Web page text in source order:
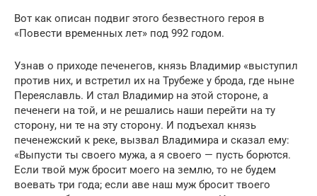
Вот как описан подвиг этого безвестного героя в
«Повести временных лет» под 992 годом.
Узнав о приходе печенегов, князь Владимир «выступил
против них, и встретил их на Трубеже у брода, где ныне
Переяславль. И стал Владимир на этой стороне, а
печенеги на той, и не решались наши перейти на ту
сторону, ни те на эту сторону. И подъехал князь
печенежский к реке, вызвал Владимира и сказал ему:
«Выпусти ты своего мужа, а я своего — пусть борются.
Если твой муж бросит моего на землю, то не будем
воевать три года; если аве наш муж бросит твоего